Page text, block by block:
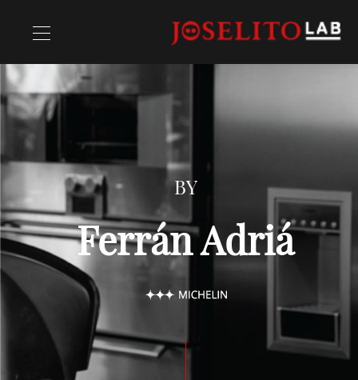
Ricette
Chefs
BY
Ferrán Adriá